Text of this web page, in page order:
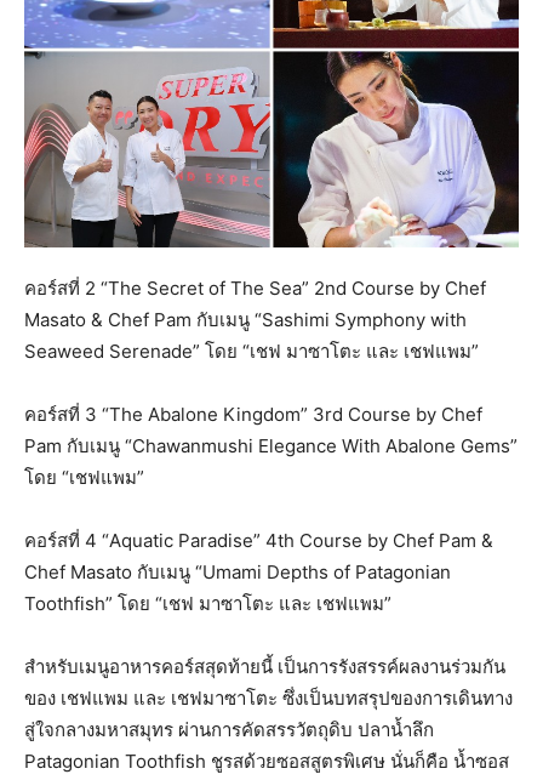
คอร์สที่ 2 “The Secret of The Sea” 2nd Course by Chef
Masato & Chef Pam กับเมนู “Sashimi Symphony with
Seaweed Serenade” โดย “เชฟ มาซาโตะ และ เชฟแพม”
คอร์สที่ 3 “The Abalone Kingdom” 3rd Course by Chef
Pam กับเมนู “Chawanmushi Elegance With Abalone Gems”
โดย “เชฟแพม”
คอร์สที่ 4 “Aquatic Paradise” 4th Course by Chef Pam &
Chef Masato กับเมนู “Umami Depths of Patagonian
Toothfish” โดย “เชฟ มาซาโตะ และ เชฟแพม”
สําหรับเมนูอาหารคอร์สสุดท้ายนี้ เป็นการรังสรรค์ผลงานร่วมกัน
ของ เชฟแพม และ เชฟมาซาโตะ ซึ่งเป็นบทสรุปของการเดินทาง
สู่ใจกลางมหาสมุทร ผ่านการคัดสรรวัตถุดิบ ปลาน้ำลึก
Patagonian Toothfish ชูรสด้วยซอสสูตรพิเศษ นั่นก็คือ น้ำซอส